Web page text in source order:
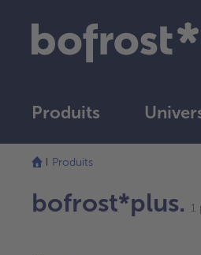
Produits
Produits
bofrost*plus. 1